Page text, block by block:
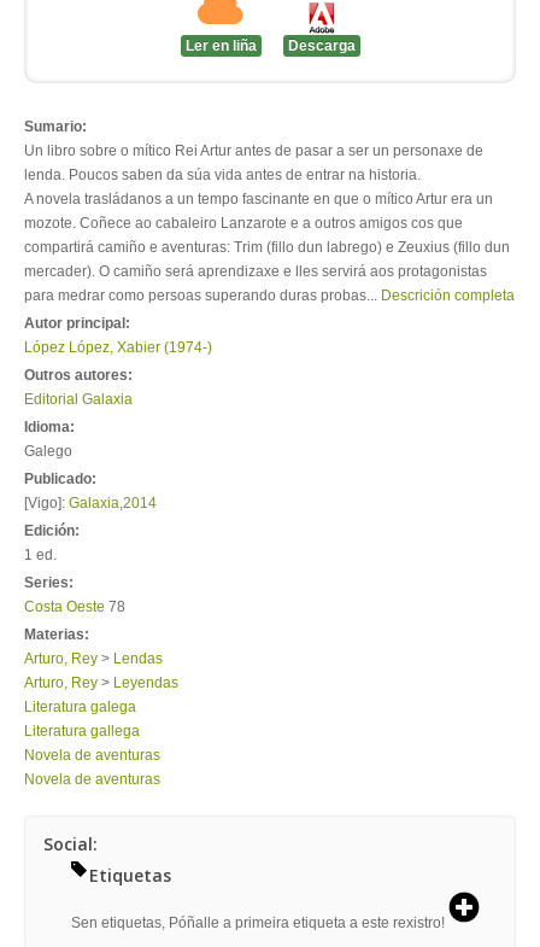
Ler en liña Descarga
Sumario:
Un libro sobre o mítico Rei Artur antes de pasar a ser un personaxe de
lenda. Poucos saben da súa vida antes de entrar na historia.
A novela trasládanos a un tempo fascinante en que o mítico Artur era un
mozote. Coñece ao cabaleiro Lanzarote e a outros amigos cos que
compartirá camiño e aventuras: Trim (fillo dun labrego) e Zeuxius (fillo dun
mercader). O camiño será aprendizaxe e lles servirá aos protagonistas
para medrar como persoas superando duras probas... Descrición completa
Autor principal:
López López, Xabier (1974-)
Outros autores:
Editorial Galaxia
Idioma:
Galego
Publicado:
[Vigo]: Galaxia,2014
Edición:
1 ed.
Series:
Costa Oeste 78
Materias:
Arturo, Rey > Lendas
Arturo, Rey > Leyendas
Literatura galega
Literatura gallega
Novela de aventuras
Novela de aventuras
Social:
Etiquetas
Sen etiquetas, Póñalle a primeira etiqueta a este rexistro!